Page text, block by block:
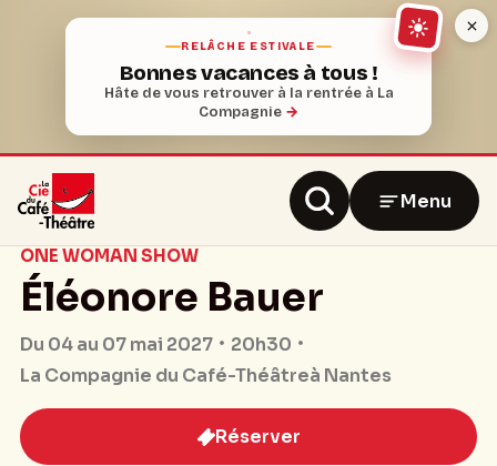
RELÂCHE ESTIVALE
Bonnes vacances à tous !
Hâte de vous retrouver à la rentrée à La
Compagnie →
Menu
ONE WOMAN SHOW
Éléonore Bauer
Du 04 au 07 mai 2027
20h30
La Compagnie du Café-Théâtreà Nantes
Réserver